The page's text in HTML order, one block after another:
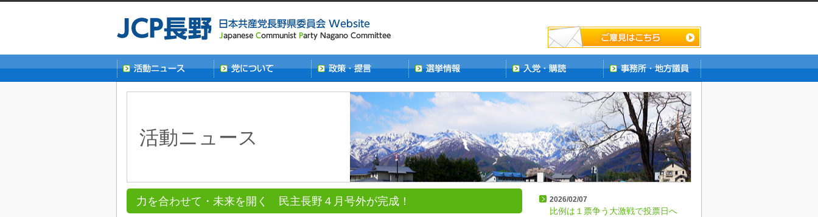
活動ニュース
力を合わせて・未来を開く 民主長野４月号外が完成！ 2026/02/07
比例は１票争う大激戦で投票日へ